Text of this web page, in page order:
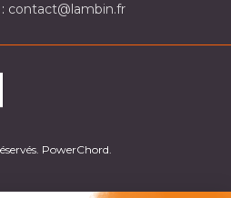
contact@lambin.fr
PowerChord.